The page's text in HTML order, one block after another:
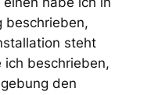
beschrieben,
steht
ich beschrieben,
den